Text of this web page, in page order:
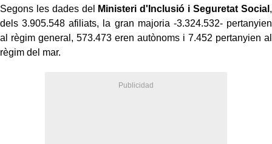
Segons les dades del Ministeri d'Inclusió i Seguretat Social ,
dels 3.905.548 afiliats, la gran majoria -3.324.532- pertanyien
al règim general, 573.473 eren autònoms i 7.452 pertanyien al
règim del mar.